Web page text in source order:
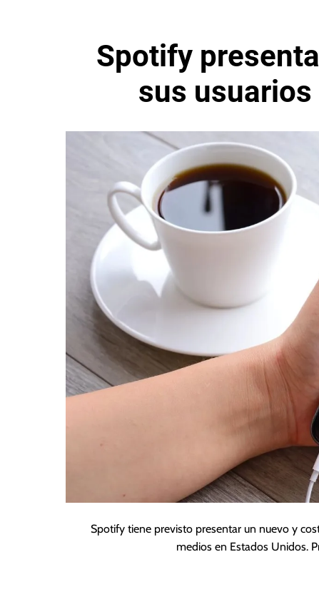
Spotify
sus
Spotify tiene previsto presentar un nuevo y
medios en Estados Unidos.